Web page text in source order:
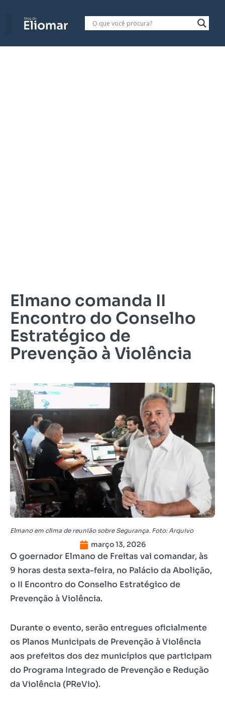
Elmano comanda II
Encontro do Conselho
Estratégico de
Prevenção à Violência
Elmano em clima de reunião sobre Segurança. Foto: Arquivo
março 13, 2026
O goernador Elmano de Freitas vai comandar, às
9 horas desta sexta-feira, no Palácio da Abolição,
o II Encontro do Conselho Estratégico de
Prevenção à Violência.
Durante o evento, serão entregues oficialmente
os Planos Municipais de Prevenção à Violência
aos prefeitos dos dez municípios que participam
do Programa Integrado de Prevenção e Redução
da Violência (PReVio).